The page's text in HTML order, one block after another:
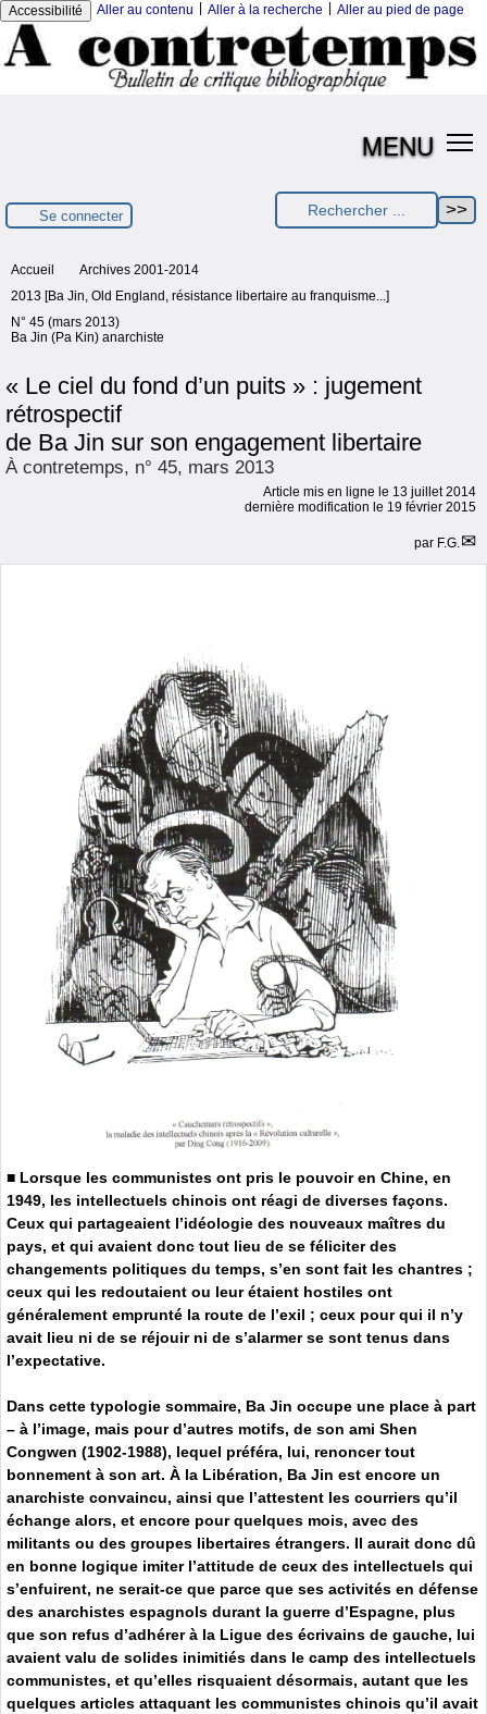
Accessibilité Aller au contenu Aller à la recherche Aller au pied de page
MENU
Se connecter
Accueil
Archives 2001-2014
2013 [Ba Jin, Old England, résistance libertaire au franquisme...]
N° 45 (mars 2013)
Ba Jin (Pa Kin) anarchiste
« Le ciel du fond d’un puits » : jugement
rétrospectif
de Ba Jin sur son engagement libertaire
À contretemps, n° 45, mars 2013
Article mis en ligne le 13 juillet 2014
dernière modification le 19 février 2015
par F.G.
■ Lorsque les communistes ont pris le pouvoir en Chine, en
1949, les intellectuels chinois ont réagi de diverses façons.
Ceux qui partageaient l’idéologie des nouveaux maîtres du
pays, et qui avaient donc tout lieu de se féliciter des
changements politiques du temps, s’en sont fait les chantres ;
ceux qui les redoutaient ou leur étaient hostiles ont
généralement emprunté la route de l’exil ; ceux pour qui il n’y
avait lieu ni de se réjouir ni de s’alarmer se sont tenus dans
l’expectative.
Dans cette typologie sommaire, Ba Jin occupe une place à part
– à l’image, mais pour d’autres motifs, de son ami Shen
Congwen (1902-1988), lequel préféra, lui, renoncer tout
bonnement à son art. À la Libération, Ba Jin est encore un
anarchiste convaincu, ainsi que l’attestent les courriers qu’il
échange alors, et encore pour quelques mois, avec des
militants ou des groupes libertaires étrangers. Il aurait donc dû
en bonne logique imiter l’attitude de ceux des intellectuels qui
s’enfuirent, ne serait-ce que parce que ses activités en défense
des anarchistes espagnols durant la guerre d’Espagne, plus
que son refus d’adhérer à la Ligue des écrivains de gauche, lui
avaient valu de solides inimitiés dans le camp des intellectuels
communistes, et qu’elles risquaient désormais, autant que les
quelques articles attaquant les communistes chinois qu’il avait